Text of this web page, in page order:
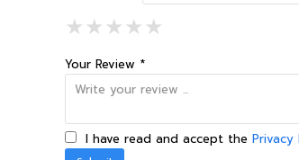
★1 Star
★★2 Stars
★★★3 Stars
★★★★4 Stars
★★★★★5
Your Review *
I have read and accept the Privacy